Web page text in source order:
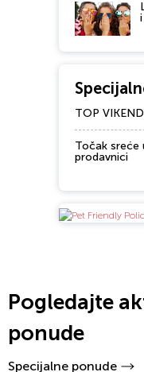
TOP
Točak sreće
prodavnici
Pogledajte
ponude
Specijalne ponude